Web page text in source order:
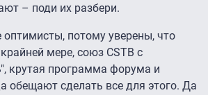
– поди их разбери.
потому уверены, что
мере, союз CSTB с
крутая программа форума и
обещают сделать все для этого. Да